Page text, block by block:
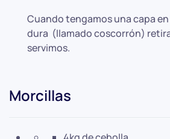
Cuando tengamos una capa
dura (llamado coscorrón)
servimos.
Morcillas